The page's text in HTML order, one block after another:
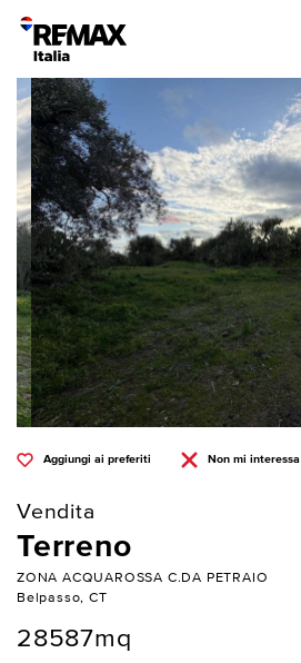
Aggiungi ai preferiti Non mi interessa
Vendita
Terreno
ZONA ACQUAROSSA C.DA PETRAIO
Belpasso, CT
28587mq